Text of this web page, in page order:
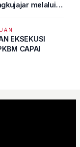
melalui
EKSEKUSI
CAPAI